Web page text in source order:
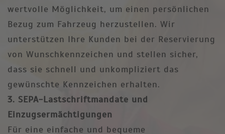
wertvolle Möglichkeit, um einen persönlichen
Bezug zum Fahrzeug herzustellen. Wir
unterstützen Ihre Kunden bei der Reservierung
von Wunschkennzeichen und stellen sicher,
dass sie schnell und unkompliziert das
gewünschte Kennzeichen erhalten.
3. SEPA-Lastschriftmandate und
Einzugsermächtigungen
Für eine einfache und bequeme